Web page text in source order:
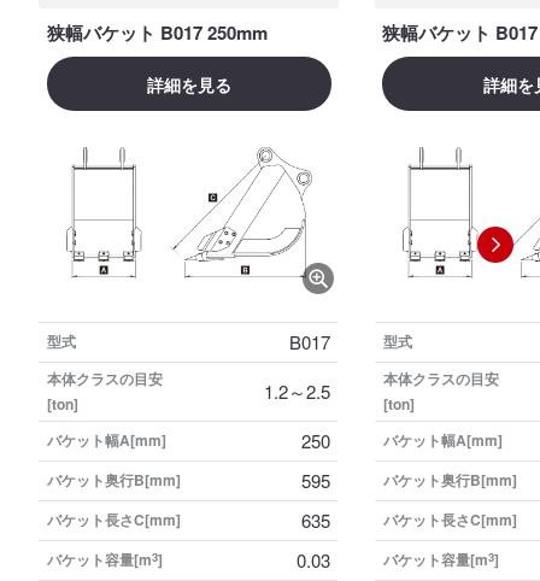
狭幅バケット B017 250mm
詳細を見る
型式 B017
本体クラスの目安
[ton]
1.2～2.5
バケット幅A[mm] 250
バケット奥行B[mm] 595
バケット長さC[mm] 635
バケット容量[m3] 0.03
狭幅バケット
詳細を
型式
本体クラスの目安
[ton]
バケット幅A[mm]
バケット奥行B[mm]
バケット長さC[mm]
バケット容量[m3]